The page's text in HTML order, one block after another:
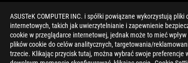
ASUSTeK COMPUTER INC. i spółki powiązane wykorzystują
internetowych, takich jak uwierzytelnianie i zapewnienie
cookie w przeglądarce internetowej, jednak może to mieć
plików cookie do celów analitycznych, targetowania/
trzecie. Klikając przycisk tutaj, można wybrać swoje